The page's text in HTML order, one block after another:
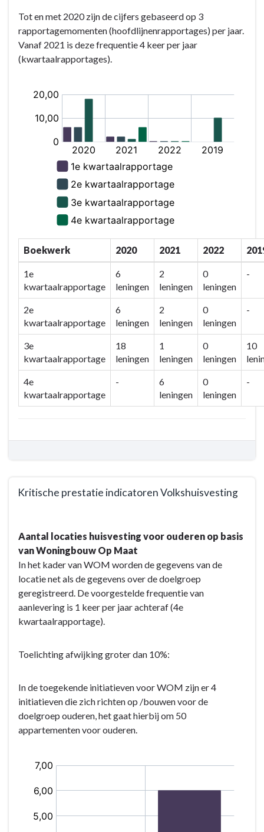
Tot en met 2020 zijn de cijfers gebaseerd op 3
rapportagemomenten (hoofdlijnenrapportages) per jaar.
Vanaf 2021 is deze frequentie 4 keer per jaar
(kwartaalrapportages).
Boekwerk 2020 2021 2022
1e
kwartaalrapportage
6
leningen
2
leningen
0
leningen
-
2e
kwartaalrapportage
6
leningen
2
leningen
0
leningen
-
3e
kwartaalrapportage
18
leningen
1
leningen
0
leningen
10
4e
kwartaalrapportage
-
6
leningen
0
leningen
-
Kritische prestatie indicatoren Volkshuisvesting
navigatie
Programma
Volkshuisvesting,
Ruimtelijke
Ordening
Stedelijke
(VHROSV)
Wat
willen
prestatie
indicatoren
Aantal locaties huisvesting voor ouderen op basis
van Woningbouw Op Maat
In het kader van WOM worden de gegevens van de
locatie net als de gegevens over de doelgroep
geregistreerd. De voorgestelde frequentie van
aanlevering is 1 keer per jaar achteraf (4e
kwartaalrapportage).
Toelichting afwijking groter dan 10%:
In de toegekende initiatieven voor WOM zijn er 4
initiatieven die zich richten op /bouwen voor de
doelgroep ouderen, het gaat hierbij om 50
appartementen voor ouderen.